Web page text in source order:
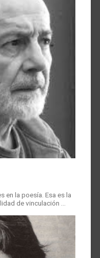
en la poesía. Esa es la
de vinculación …